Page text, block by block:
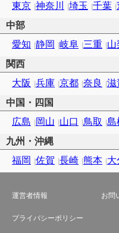
東京 神奈川 埼玉 千葉
中部
愛知 静岡 岐阜 三重 山
関西
大阪 兵庫 京都 奈良 滋
中国・四国
広島
岡山 山口 鳥取 島
九州・沖縄
福岡 佐賀 長崎 熊本 大
運営者情報 お問
プライバシーポリシー